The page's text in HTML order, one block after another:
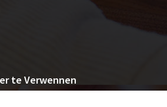
te Verwennen